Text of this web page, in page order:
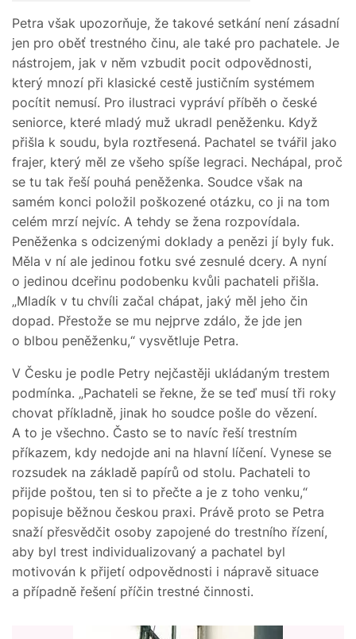
Petra však upozorňuje, že takové setkání není zásadní
jen pro oběť trestného činu, ale také pro pachatele. Je
nástrojem, jak v něm vzbudit pocit odpovědnosti,
který mnozí při klasické cestě justičním systémem
pocítit nemusí. Pro ilustraci vypráví příběh o české
seniorce, které mladý muž ukradl peněženku. Když
přišla k soudu, byla roztřesená. Pachatel se tvářil jako
frajer, který měl ze všeho spíše legraci. Nechápal, proč
se tu tak řeší pouhá peněženka. Soudce však na
samém konci položil poškozené otázku, co ji na tom
celém mrzí nejvíc. A tehdy se žena rozpovídala.
Peněženka s odcizenými doklady a penězi jí byly fuk.
Měla v ní ale jedinou fotku své zesnulé dcery. A nyní
o jedinou dceřinu podobenku kvůli pachateli přišla.
„Mladík v tu chvíli začal chápat, jaký měl jeho čin
dopad. Přestože se mu nejprve zdálo, že jde jen
o blbou peněženku,“ vysvětluje Petra.
V Česku je podle Petry nejčastěji ukládaným trestem
podmínka. „Pachateli se řekne, že se teď musí tři roky
chovat příkladně, jinak ho soudce pošle do vězení.
A to je všechno. Často se to navíc řeší trestním
příkazem, kdy nedojde ani na hlavní líčení. Vynese se
rozsudek na základě papírů od stolu. Pachateli to
přijde poštou, ten si to přečte a je z toho venku,“
popisuje běžnou českou praxi. Právě proto se Petra
snaží přesvědčit osoby zapojené do trestního řízení,
aby byl trest individualizovaný a pachatel byl
motivován k přijetí odpovědnosti i nápravě situace
a případně řešení příčin trestné činnosti.